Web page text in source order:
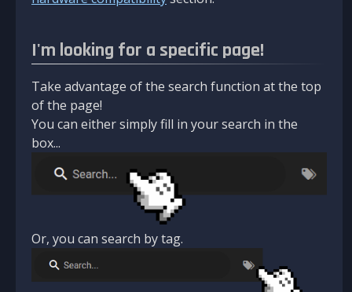
I'm looking for a specific page!
Take advantage of the search function at the top
of the page!
You can either simply fill in your search in the
box...
Or, you can search by tag.